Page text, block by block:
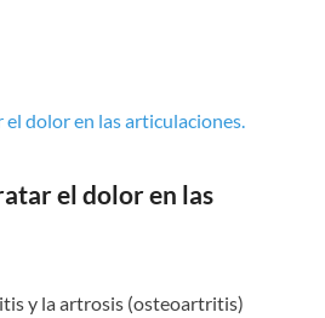
el dolor en las
y la artrosis (osteoartritis)